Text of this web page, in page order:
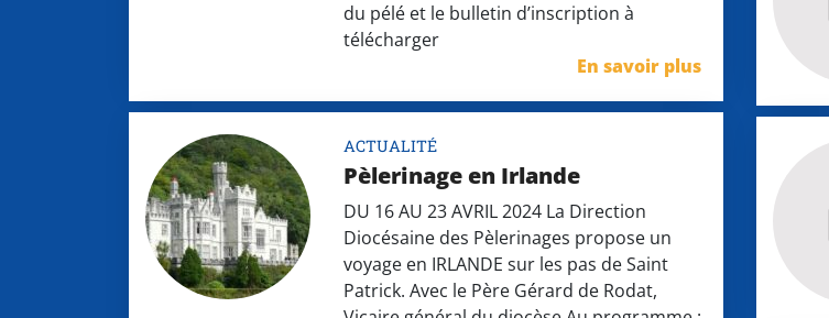
du pélé et le bulletin d’inscription à
télécharger
En savoir plus
ACTUALITÉ
Pèlerinage en Irlande
DU 16 AU 23 AVRIL 2024 La Direction
Diocésaine des Pèlerinages propose un
voyage en IRLANDE sur les pas de Saint
Patrick. Avec le Père Gérard de Rodat,